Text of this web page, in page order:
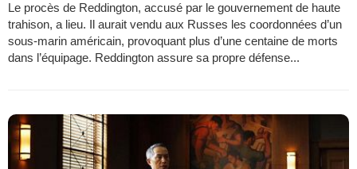
Le procès de Reddington, accusé par le gouvernement de haute
trahison, a lieu. Il aurait vendu aux Russes les coordonnées d’un
sous-marin américain, provoquant plus d’une centaine de morts
dans l’équipage. Reddington assure sa propre défense...